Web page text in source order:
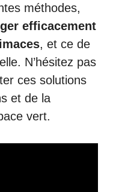
méthodes,
efficacement
, et ce de
N’hésitez pas
ces solutions
et de la
vert.